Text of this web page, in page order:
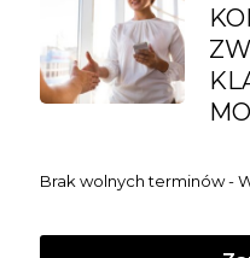
Brak wolnych terminów -